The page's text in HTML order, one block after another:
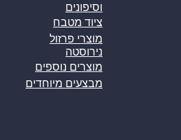
וסיפונים
ציוד מטבח
מוצרי פרזול
נירוסטה
מוצרים נוספים
מבצעים מיוחדים